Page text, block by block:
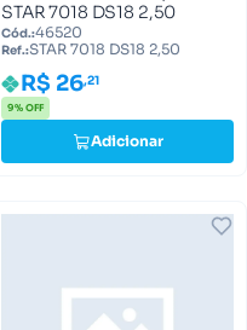
STAR 7018 DS18 2,50
Cód.:46520
Ref.:STAR 7018 DS18 2,50
R$ 26,21
9% OFF
Adicionar